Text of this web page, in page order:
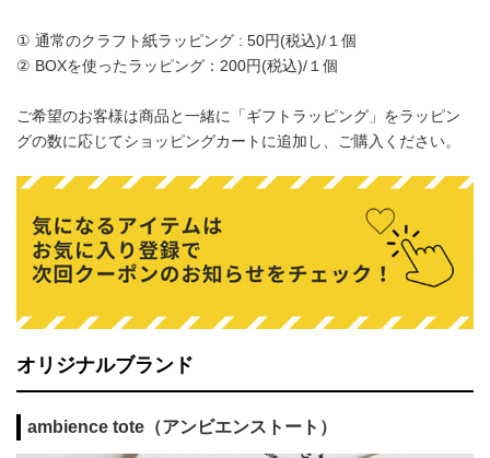
① 通常のクラフト紙ラッピング : 50円(税込)/１個
② BOXを使ったラッピング：200円(税込)/１個
ご希望のお客様は商品と一緒に「ギフトラッピング」をラッピン
グの数に応じてショッピングカートに追加し、ご購入ください。
オリジナルブランド
ambience tote（アンビエンストート）